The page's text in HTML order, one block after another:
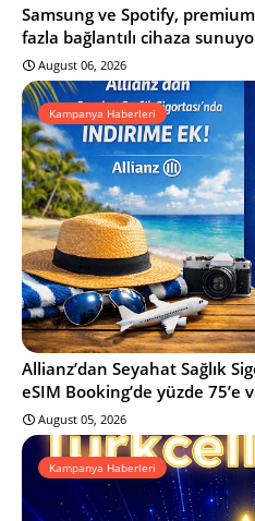
Samsung ve Spotify,
fazla bağlantılı cihaza
August 06, 2026
Kampanya Haberleri
Allianz’dan Seyahat Sağlık
eSIM Booking’de yüzde 75’e
August 05, 2026
Kampanya Haberleri